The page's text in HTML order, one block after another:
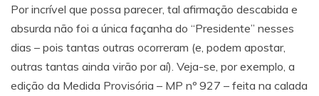
Por incrível que possa parecer, tal afirmação descabida e
absurda não foi a única façanha do “Presidente” nesses
dias – pois tantas outras ocorreram (e, podem apostar,
outras tantas ainda virão por aí). Veja-se, por exemplo, a
edição da Medida Provisória – MP nº 927 – feita na calada